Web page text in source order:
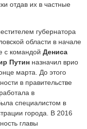
отдав их в частные
губернатора
области в начале
с командой Дениса
Путин назначил врио
марта. До этого
в правительстве
в
специалистом в
города. В 2016
главы